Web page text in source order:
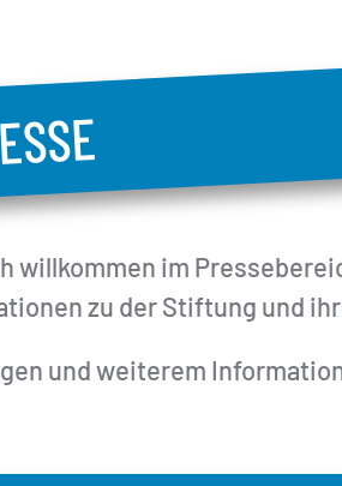
willkommen im
zu der Stiftung und
und weiterem